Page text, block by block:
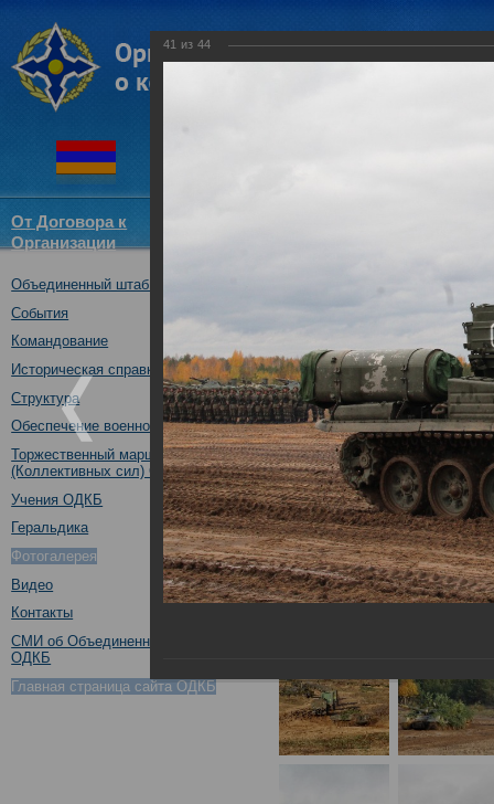
От Договора к
Организации
Объединенный штаб ОДКБ
События
Командование
Историческая справка
Структура
Обеспечение военной безопасности
Торжественный марш Войск
(Коллективных сил) ОДКБ
Учения ОДКБ
Геральдика
Фотогалерея
Видео
Контакты
СМИ об Объединенном штабе
ОДКБ
Главная страница сайта ОДКБ
средствами
государств – членов
Нижегородская обл.,
08.10.2019
41 из 44